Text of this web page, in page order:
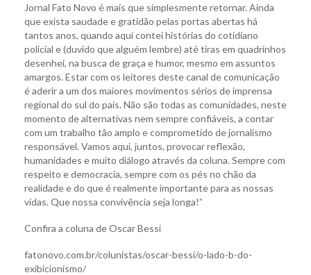
Jornal Fato Novo é mais que simplesmente retornar. Ainda
que exista saudade e gratidão pelas portas abertas há
tantos anos, quando aqui contei histórias do cotidiano
policial e (duvido que alguém lembre) até tiras em quadrinhos
desenhei, na busca de graça e humor, mesmo em assuntos
amargos. Estar com os leitores deste canal de comunicação
é aderir a um dos maiores movimentos sérios de imprensa
regional do sul do país. Não são todas as comunidades, neste
momento de alternativas nem sempre confiáveis, a contar
com um trabalho tão amplo e comprometido de jornalismo
responsável. Vamos aqui, juntos, provocar reflexão,
humanidades e muito diálogo através da coluna. Sempre com
respeito e democracia, sempre com os pés no chão da
realidade e do que é realmente importante para as nossas
vidas. Que nossa convivência seja longa!”
Confira a coluna de Oscar Bessi
fatonovo.com.br/colunistas/oscar-bessi/o-lado-b-do-
exibicionismo/